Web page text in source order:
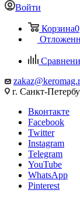
Войти
Корзина0
г. Санкт-
Вконтакте
Facebook
Twitter
Instagram
Telegram
YouTube
WhatsApp
Pinterest